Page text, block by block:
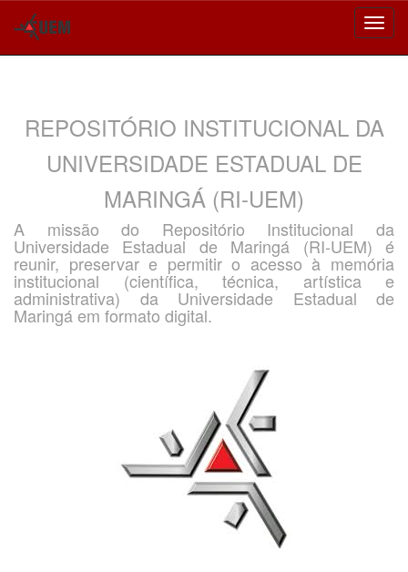
REPOSITÓRIO INSTITUCIONAL DA
UNIVERSIDADE ESTADUAL DE
MARINGÁ (RI-UEM)
A missão do Repositório Institucional da
Universidade Estadual de Maringá (RI-UEM) é
reunir, preservar e permitir o acesso à memória
institucional (científica, técnica, artística e
administrativa) da Universidade Estadual de
Maringá em formato digital.